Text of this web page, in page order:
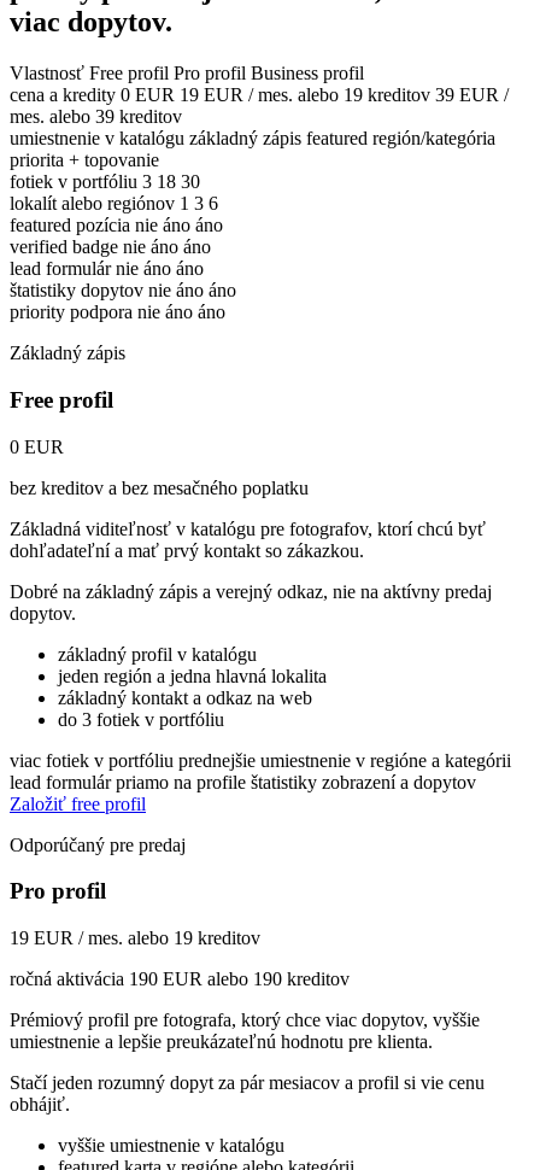
viac dopytov.
Vlastnosť Free profil Pro profil Business profil
cena a kredity 0 EUR 19 EUR / mes. alebo 19 kreditov 39 EUR /
mes. alebo 39 kreditov
umiestnenie v katalógu základný zápis featured región/kategória
priorita + topovanie
fotiek v portfóliu 3 18 30
lokalít alebo regiónov 1 3 6
featured pozícia nie áno áno
verified badge nie áno áno
lead formulár nie áno áno
štatistiky dopytov nie áno áno
priority podpora nie áno áno
Základný zápis
Free profil
0 EUR
bez kreditov a bez mesačného poplatku
Základná viditeľnosť v katalógu pre fotografov, ktorí chcú byť
dohľadateľní a mať prvý kontakt so zákazkou.
Dobré na základný zápis a verejný odkaz, nie na aktívny predaj
dopytov.
základný profil v katalógu
jeden región a jedna hlavná lokalita
základný kontakt a odkaz na web
do 3 fotiek v portfóliu
viac fotiek v portfóliu prednejšie umiestnenie v regióne a kategórii
lead formulár priamo na profile štatistiky zobrazení a dopytov
Založiť free profil
Odporúčaný pre predaj
Pro profil
19 EUR / mes. alebo 19 kreditov
ročná aktivácia 190 EUR alebo 190 kreditov
Prémiový profil pre fotografa, ktorý chce viac dopytov, vyššie
umiestnenie a lepšie preukázateľnú hodnotu pre klienta.
Stačí jeden rozumný dopyt za pár mesiacov a profil si vie cenu
obhájiť.
vyššie umiestnenie v katalógu